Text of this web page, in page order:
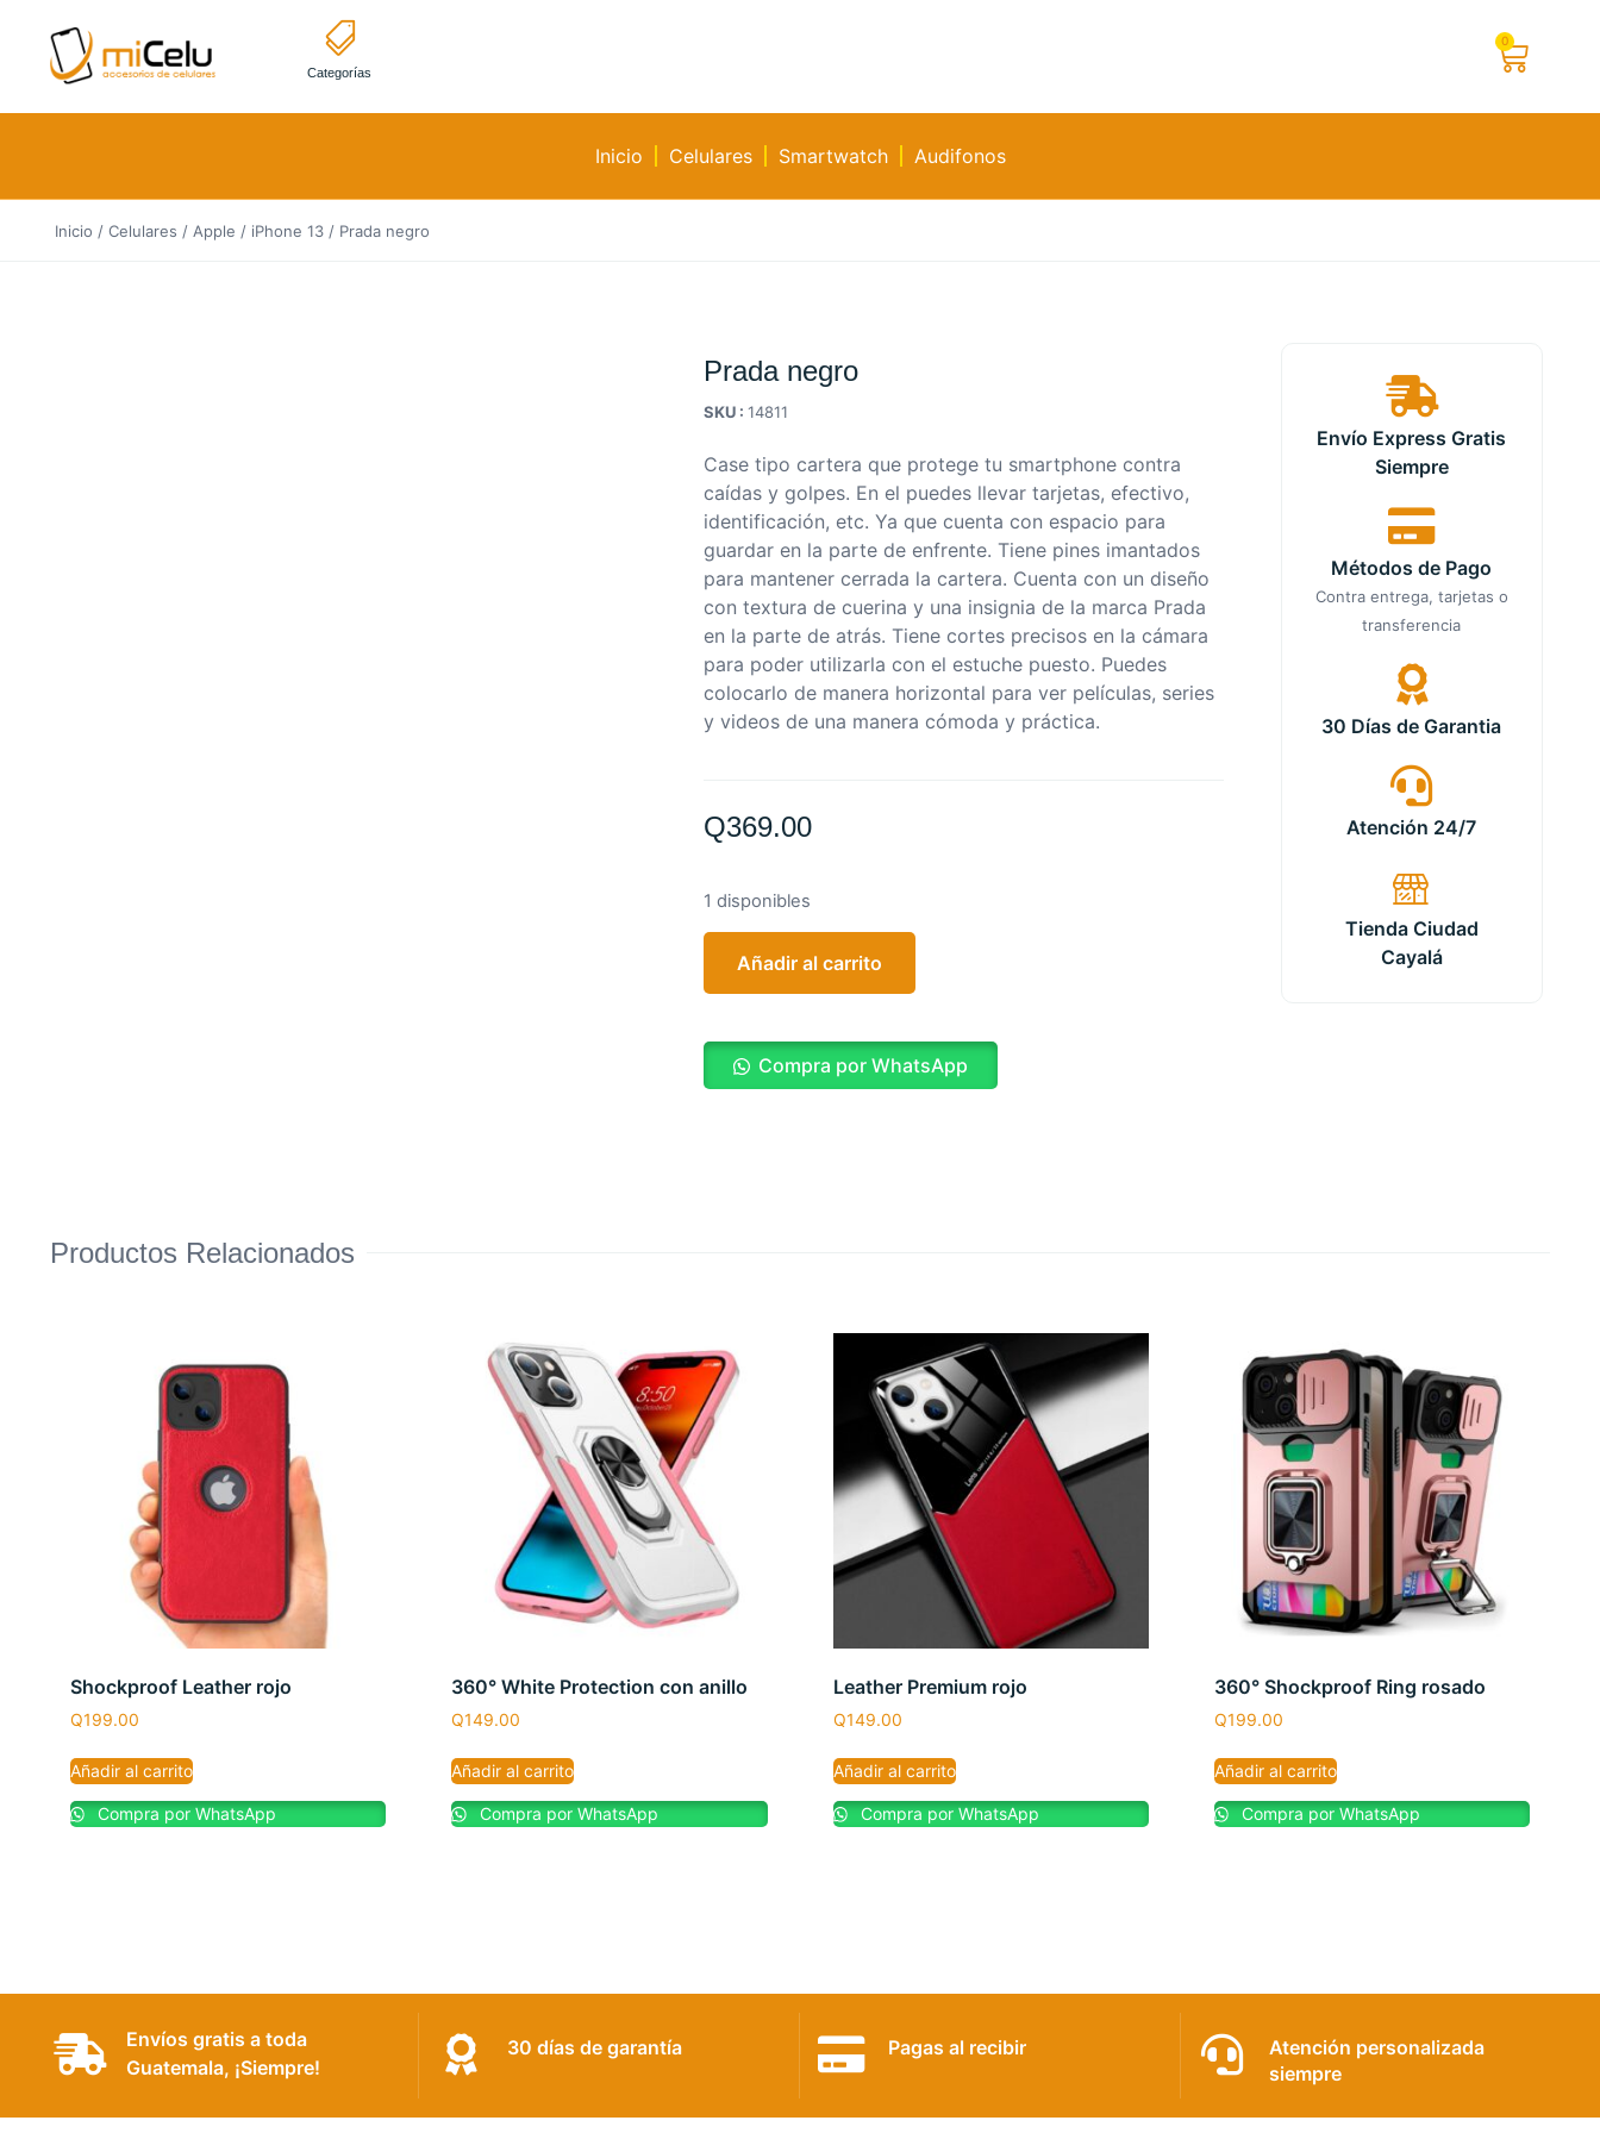
Categorías
0
Inicio Celulares Smartwatch Audifonos
Inicio / Celulares / Apple / iPhone 13 / Prada negro
Prada negro
SKU :14811
Case tipo cartera que protege tu smartphone contra
caídas y golpes. En el puedes llevar tarjetas, efectivo,
identificación, etc. Ya que cuenta con espacio para
guardar en la parte de enfrente. Tiene pines imantados
para mantener cerrada la cartera. Cuenta con un diseño
con textura de cuerina y una insignia de la marca Prada
en la parte de atrás. Tiene cortes precisos en la cámara
para poder utilizarla con el estuche puesto. Puedes
colocarlo de manera horizontal para ver películas, series
y videos de una manera cómoda y práctica.
Q369.00
1 disponibles
Añadir al carrito
Compra por WhatsApp
Envío Express Gratis
Siempre
Métodos de Pago
Contra entrega, tarjetas o
transferencia
30 Días de Garantia
Atención 24/7
Tienda Ciudad
Cayalá
Productos Relacionados
Shockproof Leather rojo
Q199.00
Añadir al carrito
Compra por WhatsApp
360° White Protection con anillo
Q149.00
Añadir al carrito
Compra por WhatsApp
Leather Premium rojo
Q149.00
Añadir al carrito
Compra por WhatsApp
360° Shockproof Ring rosado
Q199.00
Añadir al carrito
Compra por WhatsApp
Envíos gratis a toda
Guatemala, ¡Siempre!
30 días de garantía Pagas al recibir
Atención personalizada
siempre